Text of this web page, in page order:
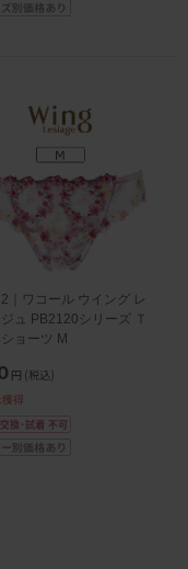
｜ワコール ウイング レ
ュ PB2120シリーズ Ｔ
ョーツ M
円 (税込)
得